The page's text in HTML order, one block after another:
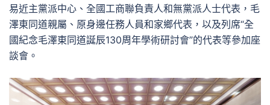
易近主黨派中心、全國工商聯負責人和無黨派人士代表，毛
澤東同道親屬、原身邊任務人員和家鄉代表，以及列席“全
國紀念毛澤東同道誕辰130周年學術研討會”的代表等參加座
談會。